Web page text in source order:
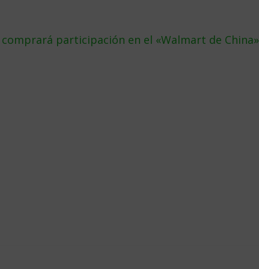
participación en el «Walmart de China»